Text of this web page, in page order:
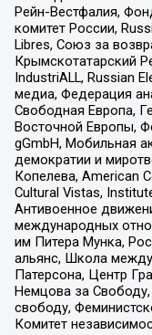
Рейн-Вестфалия,
комитет России,
Libres, Союз за
Крымскотатарский
IndustriALL, Russian
медиа, Федерация
Свободная Европа,
Восточной Европы,
gGmbH, Мобильная
демократии и
Копелева, American
Cultural Vistas,
Антивоенное
международных
им Питера Мунка,
альянс, Школа
Патерсона, Центр
Немцова за
свободу,
Комитет